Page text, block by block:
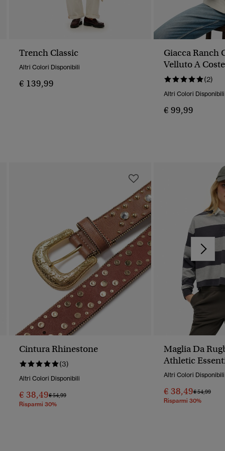
Trench Classic
Altri Colori Disponibili
€ 139,99
Giacca Ranch
Velluto A Coste
(2)
Altri Colori Disponibili
€ 99,99
Cintura Rhinestone
(3)
Altri Colori Disponibili
€ 38,49Prezzo Ridotto Da
€ 54,99A
Risparmi 30%
Maglia Da
Athletic
Altri Colori Disponibili
€ 38,49Prezzo
€ 54,99A
Risparmi 30%